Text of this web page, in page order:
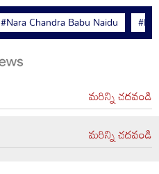
#Nara Chandra Babu Naidu
మరిన్ని చదవండి
మరిన్ని చదవండి